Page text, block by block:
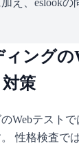
え、eslook
ィングの
策
のWebテスト
性格検査で